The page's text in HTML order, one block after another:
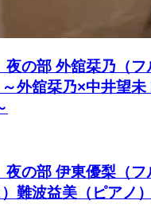
夜の部 外舘栞乃（フ
外舘栞乃×中井望未
夜の部 伊東優梨（フ
難波益美（ピアノ）